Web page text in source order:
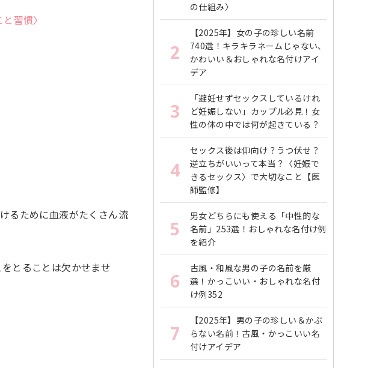
習慣〉
るために血液がたくさん流
とることは欠かせませ
の仕組み〉
2
【2025年】女の子の珍しい名前
740選！キラキラネームじゃない、
かわいい＆おしゃれな名付けアイ
デア
3
「避妊せずセックスしているけれ
ど妊娠しない」カップル必見！女
性の体の中では何が起きている？
4
セックス後は仰向け？うつ伏せ？
逆立ちがいいって本当？〈妊娠で
きるセックス〉で大切なこと【医
師監修】
5
男女どちらにも使える「中性的な
名前」253選！おしゃれな名付け例
を紹介
6
古風・和風な男の子の名前を厳
選！かっこいい・おしゃれな名付
け例352
7
【2025年】男の子の珍しい＆かぶ
らない名前！古風・かっこいい名
付けアイデア